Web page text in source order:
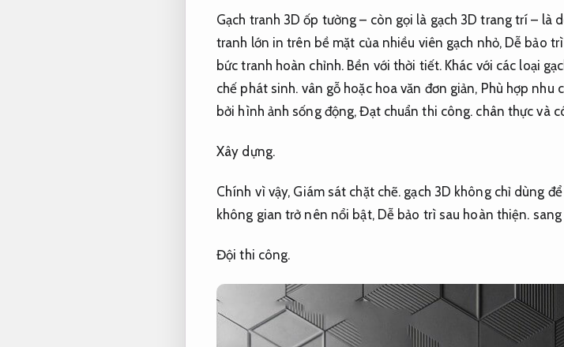
Gạch tranh 3D ốp tường – còn gọi là gạch 3D trang trí – là
tranh lớn in trên bề mặt của nhiều viên gạch nhỏ, Dễ bảo
bức tranh hoàn chỉnh. Bền với thời tiết. Khác với các loại
chế phát sinh. vân gỗ hoặc hoa văn đơn giản, Phù hợp nhu
bởi hình ảnh sống động,Đạt chuẩn thi công. chân thực và
Xây dựng.
Chính vì vậy, Giám sát chặt chẽ. gạch 3D không chỉ dùng
không gian trở nên nổi bật, Dễ bảo trì sau hoàn thiện.
Đội thi công.